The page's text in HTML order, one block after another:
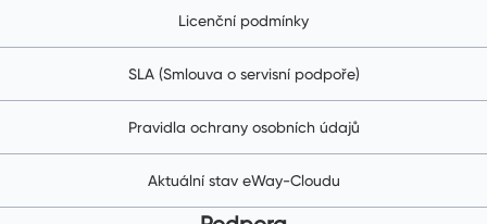
Licenční podmínky
SLA (Smlouva o servisní podpoře)
Pravidla ochrany osobních údajů
Aktuální stav eWay-Cloudu